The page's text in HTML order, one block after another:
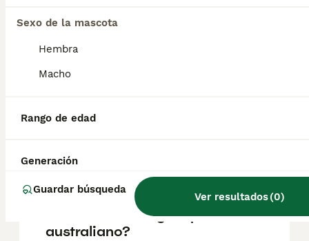
Sexo de la mascota
Hembra
Macho
Rango de edad
Generación
Guardar búsqueda
Ver resultados(0)
¿Cómo son los perros de
raza pastor australiano?
¿Cuál es la diferencia entre
un border collie y un pastor
australiano?